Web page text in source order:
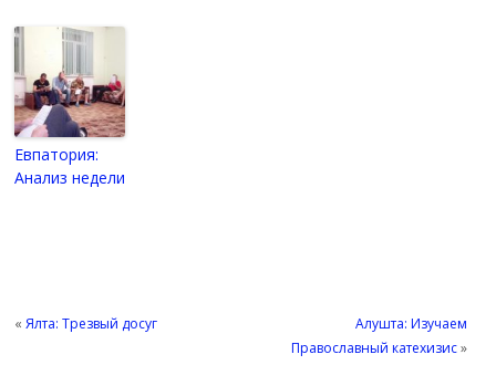
Евпатория:
Анализ недели
«Ялта: Трезвый досуг
Алушта: Изучаем
Православный катехизис»